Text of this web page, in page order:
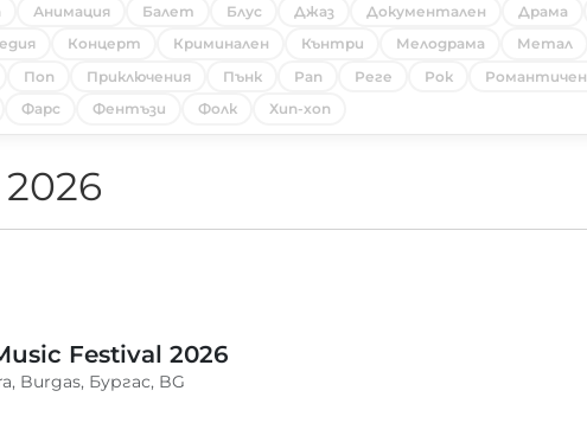
Анимация Балет Блус Джаз Документален Драма
Концерт Криминален Кънтри Мелодрама Метал
Поп Приключения Пънк Рап Реге Рок Романтичен
Фарс Фентъзи Фолк Хип-хоп
Festival 2026
Burgas, Бургас, BG